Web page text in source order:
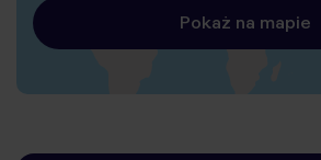
Pokaż na mapie